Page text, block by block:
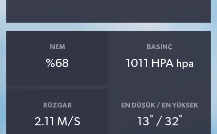
NEM
%68
BASINÇ
1011 HPA hpa
RÜZGAR
2.11 M/S
EN DÜŞÜK / EN YÜKSEK
13° / 32°